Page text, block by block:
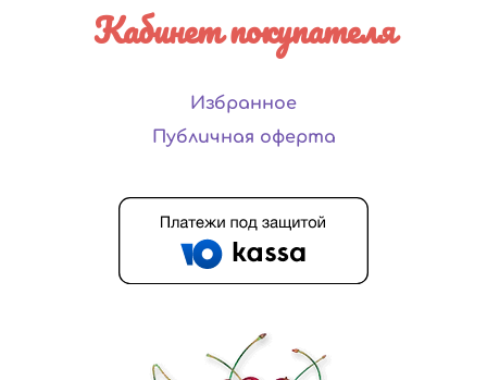
Кабинет покупателя
Избранное
Публичная оферта